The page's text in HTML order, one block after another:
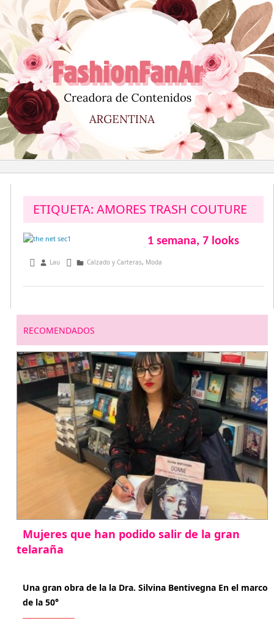
al
contenido
ETIQUETA: AMORES TRASH COUTURE
1 semana, 7 looks
julio 22, 2013
Lau Calzado y Carteras, Moda
RECOMENDADOS
Mujeres que han podido salir de la gran
telaraña
Una gran obra de la la Dra. Silvina Bentivegna En el marco
de la 50°